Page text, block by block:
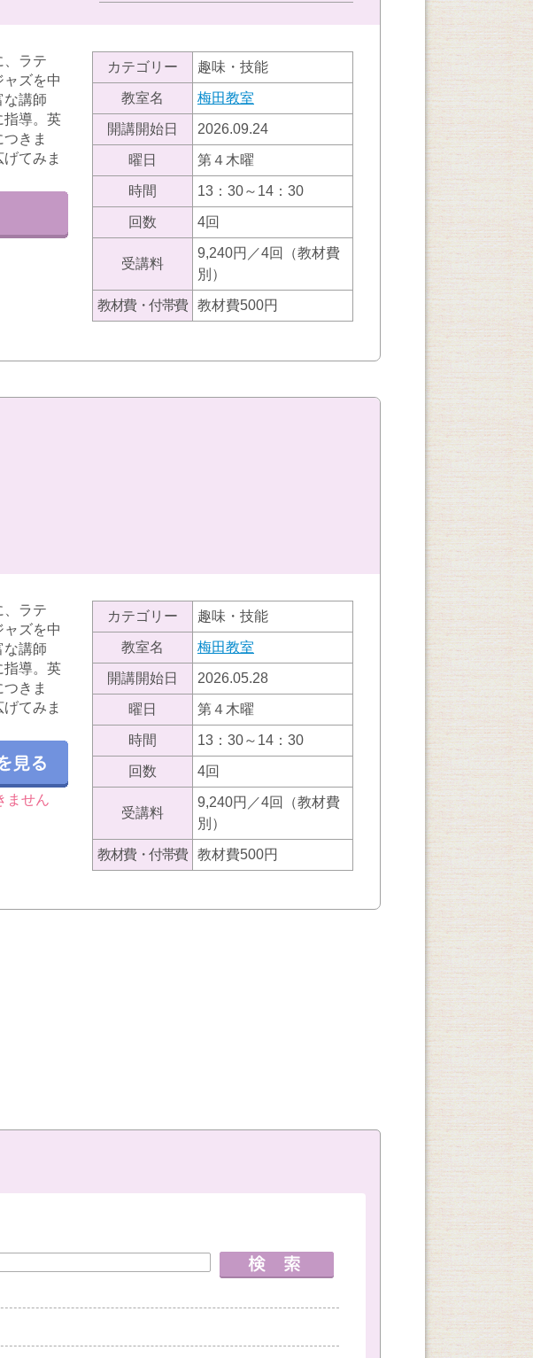
、ラテ
ズを中
な講師
指導。英
きま
てみま
カテゴリー 趣味・技能
教室名 梅田教室
開講開始日 2026.09.24
曜日 第４木曜
時間 13：30～14：30
回数 4回
受講料
9,240円／4回（教材費
別）
教材費・付帯費 教材費500円
、ラテ
ズを中
な講師
指導。英
きま
てみま
ません
カテゴリー 趣味・技能
教室名 梅田教室
開講開始日 2026.05.28
曜日 第４木曜
時間 13：30～14：30
回数 4回
受講料
9,240円／4回（教材費
別）
教材費・付帯費 教材費500円